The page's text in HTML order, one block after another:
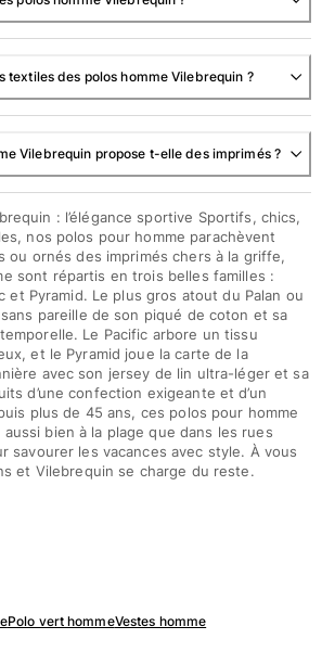
textiles des polos homme Vilebrequin ?
Vilebrequin propose t-elle des imprimés ?
: l’élégance sportive Sportifs, chics,
nos polos pour homme parachèvent
ou ornés des imprimés chers à la griffe,
sont répartis en trois belles familles :
et Pyramid. Le plus gros atout du Palan ou
pareille de son piqué de coton et sa
Le Pacific arbore un tissu
et le Pyramid joue la carte de la
avec son jersey de lin ultra-léger et sa
d’une confection exigeante et d’un
plus de 45 ans, ces polos pour homme
bien à la plage que dans les rues
savourer les vacances avec style. À vous
et Vilebrequin se charge du reste.
Polo vert hommeVestes homme